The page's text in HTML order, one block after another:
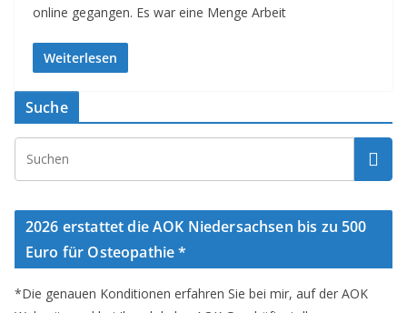
online gegangen. Es war eine Menge Arbeit
Weiterlesen
Suche
2026 erstattet die AOK Niedersachsen bis zu 500
Euro für Osteopathie *
*Die genauen Konditionen erfahren Sie bei mir, auf der AOK